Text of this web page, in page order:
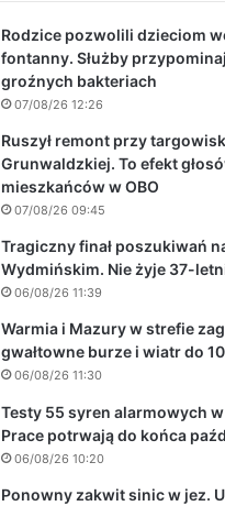
Rodzice pozwolili dzieciom
fontanny. Służby
groźnych bakteriach
07/08/26 12:26
Ruszył remont przy
Grunwaldzkiej. To efekt
mieszkańców w OBO
07/08/26 09:45
Tragiczny finał poszukiwań
Wydmińskim. Nie żyje 37-
06/08/26 11:39
Warmia i Mazury w strefie
gwałtowne burze i wiatr do
06/08/26 11:30
Testy 55 syren alarmowych
Prace potrwają do końca
06/08/26 10:20
Ponowny zakwit sinic w jez.